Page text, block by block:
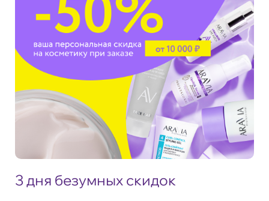
3 дня безумных скидок